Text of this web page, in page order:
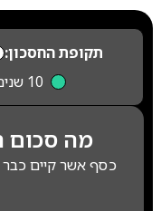
תקופת החסכון:
10 שנים
מה סכום
כסף אשר קיים כבר